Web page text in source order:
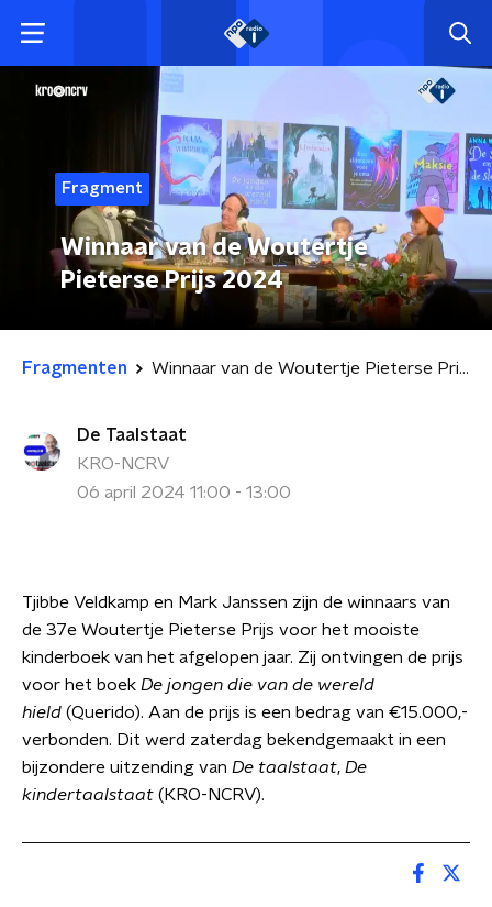
Fragment
Winnaar van de Woutertje
Pieterse Prijs 2024
Fragmenten Winnaar van de Woutertje Pieterse Prijs 2024
De Taalstaat
KRO-NCRV
06 april 2024 11:00 - 13:00
Tjibbe Veldkamp en Mark Janssen zijn de winnaars van
de 37e Woutertje Pieterse Prijs voor het mooiste
kinderboek van het afgelopen jaar. Zij ontvingen de prijs
voor het boek De jongen die van de wereld
hield (Querido). Aan de prijs is een bedrag van €15.000,-
verbonden. Dit werd zaterdag bekendgemaakt in een
bijzondere uitzending van De taalstaat, De
kindertaalstaat (KRO-NCRV).